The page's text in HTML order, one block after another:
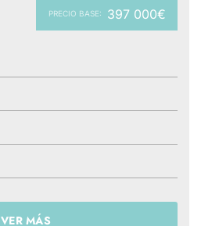
PRECIO BASE: 397 000€
VER MÁS